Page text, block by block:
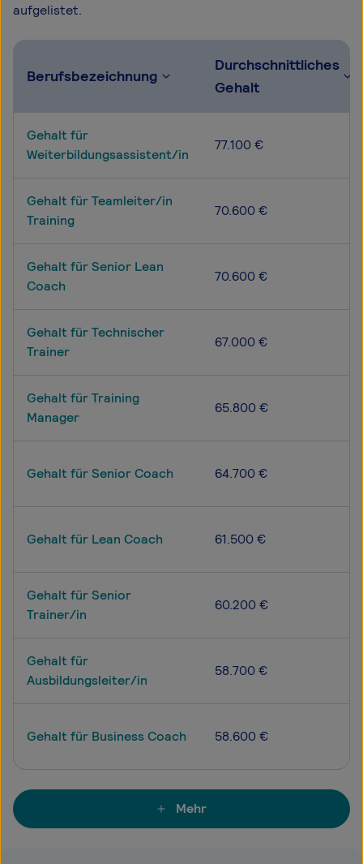
aufgelistet.
Berufsbezeichnung
Durchschnittliches
Gehalt
Gehalt für
Weiterbildungsassistent/in
77.100 €
Gehalt für Teamleiter/in
Training
70.600 €
Gehalt für Senior Lean
Coach
70.600 €
Gehalt für Technischer
Trainer
67.000 €
Gehalt für Training
Manager
65.800 €
Gehalt für Senior Coach 64.700 €
Gehalt für Lean Coach 61.500 €
Gehalt für Senior
Trainer/in
60.200 €
Gehalt für
Ausbildungsleiter/in
58.700 €
Gehalt für Business Coach 58.600 €
Mehr